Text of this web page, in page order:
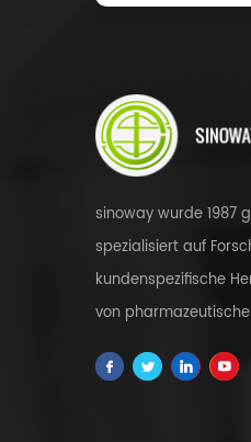
sinoway wurde 1987
spezialisiert auf
kundenspezifische
von